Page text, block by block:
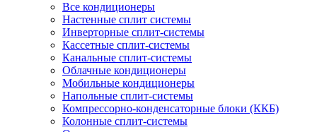
Все кондиционеры
Настенные сплит системы
Инверторные сплит-системы
Кассетные сплит-системы
Канальные сплит-системы
Облачные кондиционеры
Мобильные кондиционеры
Напольные сплит-системы
Компрессорно-конденсаторные блоки (ККБ)
Колонные сплит-системы